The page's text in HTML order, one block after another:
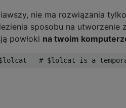
nie ma rozwiązania
sposobu na utworzenie
powłoki na twoim